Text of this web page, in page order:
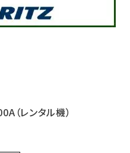
（レンタル機）